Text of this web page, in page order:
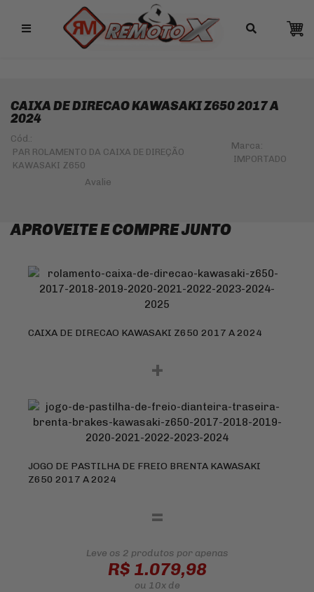
Remotox
10% OFF NO PIX
CAIXA DE DIRECAO KAWASAKI Z650 2017 A
2024
Cód.:
PAR ROLAMENTO DA CAIXA DE DIREÇÃO
KAWASAKI Z650
Marca:
IMPORTADO
APROVEITE E COMPRE JUNTO
CAIXA DE DIRECAO KAWASAKI Z650 2017 A 2024
+
JOGO DE PASTILHA DE FREIO BRENTA KAWASAKI
Z650 2017 A 2024
=
Leve os 2 produtos por apenas
R$ 1.079,98
ou 10xde